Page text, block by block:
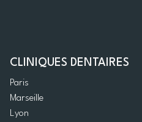
CLINIQUES DENTAIRES
Paris
Marseille
Lyon